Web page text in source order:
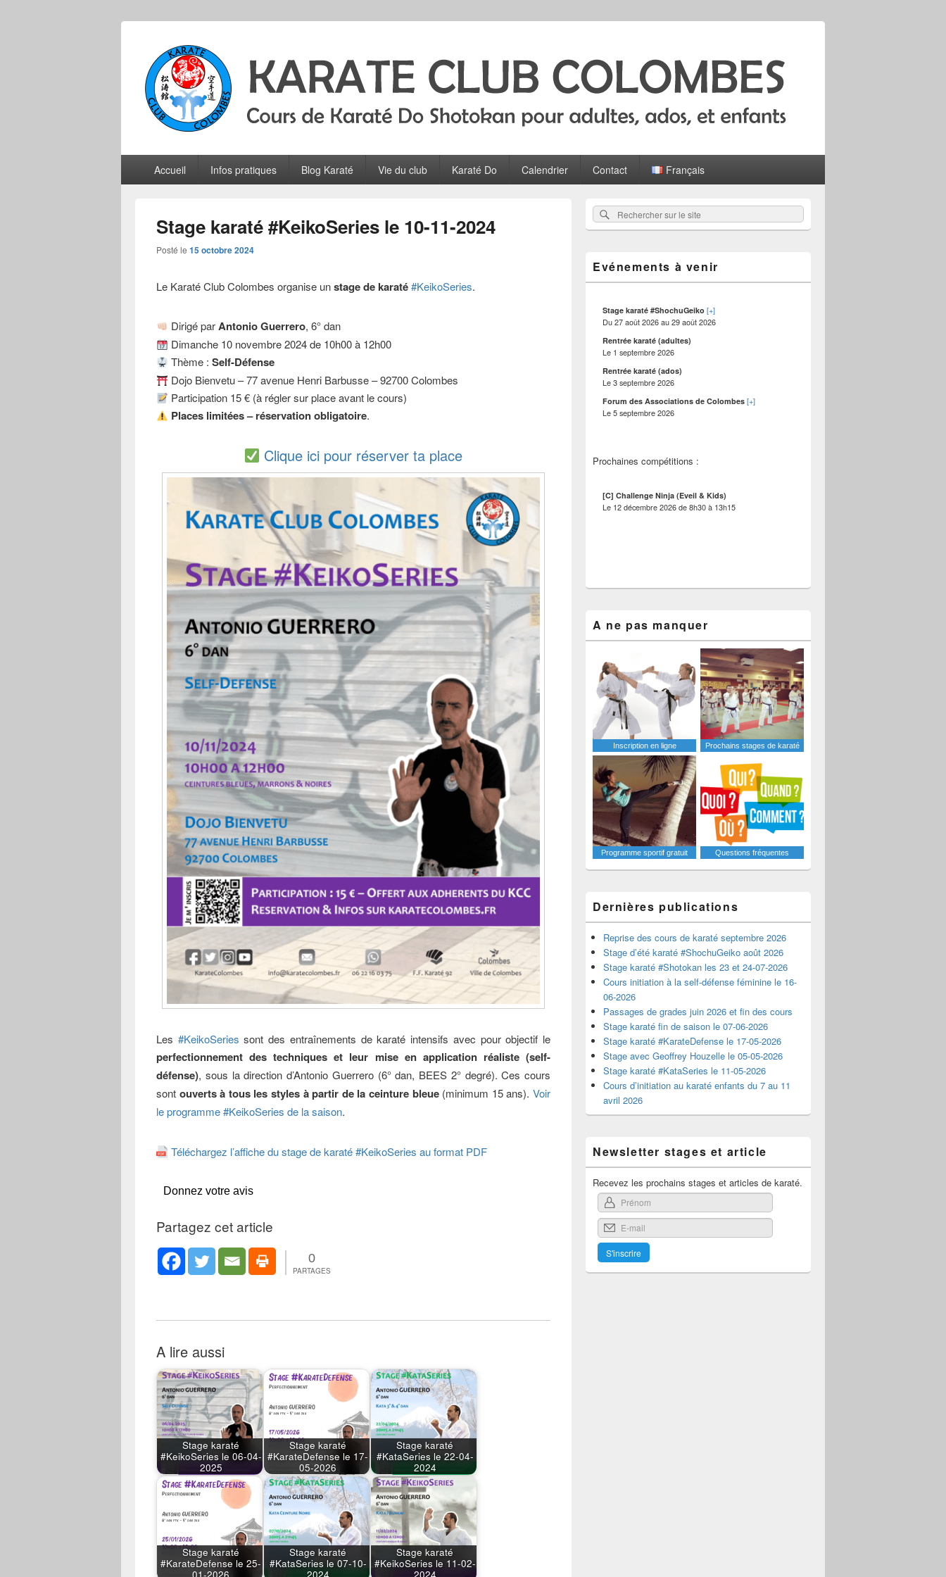
Karate Club Colombes
principalAccueil Infos pratiques Blog Karaté Vie du club Karaté Do Calendrier Contact Français
Stage karaté #KeikoSeries le 10-11-2024
Posté le 15 octobre 2024
Le Karaté Club Colombes organise unstage de karaté#KeikoSeries.
Dirigé parAntonio Guerrero, 6° dan
Dimanche 10 novembre 2024 de 10h00 à 12h00
Thème :Self-Défense
Dojo Bienvetu – 77 avenue Henri Barbusse – 92700 Colombes
Participation 15 € (à régler sur place avant le cours)
Places limitées – réservation obligatoire.
Clique ici pour réserver ta place
Les #KeikoSeries sont des entraînements de karaté intensifs avec pour objectif le
perfectionnement des techniques et leur mise en application réaliste (self-
défense), sous la direction d’Antonio Guerrero (6° dan, BEES 2° degré). Ces cours
sont ouverts à tous les styles à partir de la ceinture bleue(minimum 15 ans).Voir
le programme #KeikoSeries de la saison.
Téléchargez l’affiche du stage de karaté #KeikoSeries au format PDF
Donnez votre avis
Partagez cet article
0
PARTAGES
A lire aussi
Stage karaté
#KeikoSeries le 06-04-
2025
Stage karaté
#KarateDefense le 17-
05-2026
Stage karaté
#KataSeries le 22-04-
2024
Stage karaté
#KarateDefense le 25-
Stage karaté
#KataSeries le 07-10-
Stage karaté
#KeikoSeries le 11-02-
Zone
principale
de
barre
Rechercher :
Rechercher
sur
site
Evénements à venir
Stage karaté #ShochuGeiko [+]
Du27 août 2026au29 août 2026
Rentrée karaté (adultes)
Le 1 septembre 2026
Rentrée karaté (ados)
Le3 septembre 2026
Forum des Associations de Colombes [+]
Le5 septembre 2026
Prochaines compétitions :
[C] Challenge Ninja (Eveil & Kids)
Le 12 décembre 2026de8h30à 13h15
A ne pas manquer
Inscription en ligne Prochains stages de karaté
Programme sportif gratuit Questions fréquentes
Dernières publications
Reprise des cours de karaté septembre 2026
Stage d’été karaté #ShochuGeiko août 2026
Stage karaté #Shotokan les 23 et 24-07-2026
Cours initiation à la self-défense féminine le 16-
06-2026
Passages de grades juin 2026 et fin des cours
Stage karaté fin de saison le 07-06-2026
Stage karaté #KarateDefense le 17-05-2026
Stage avec Geoffrey Houzelle le 05-05-2026
Stage karaté #KataSeries le 11-05-2026
Cours d’initiation au karaté enfants du 7 au 11
avril 2026
Newsletter stages et article
Recevez les prochains stages et articles de karaté.